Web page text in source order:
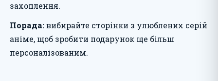
захоплення.
Порада:вибирайте сторінки з улюблених серій
аніме, щоб зробити подарунок ще більш
персоналізованим.